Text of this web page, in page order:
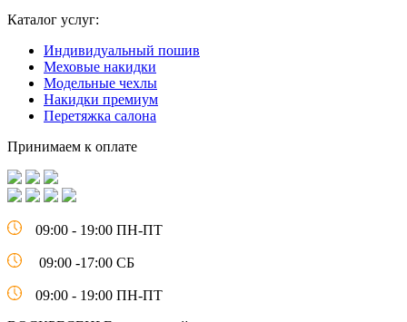
Каталог услуг:
Индивидуальный пошив
Меховые накидки
Модельные чехлы
Накидки премиум
Перетяжка салона
Принимаем к оплате
09:00 - 19:00 ПН-ПТ
09:00 -17:00 СБ
09:00 - 19:00 ПН-ПТ